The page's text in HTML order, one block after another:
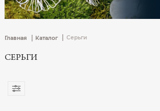
Главная | Каталог Серьги
СЕРЬГИ